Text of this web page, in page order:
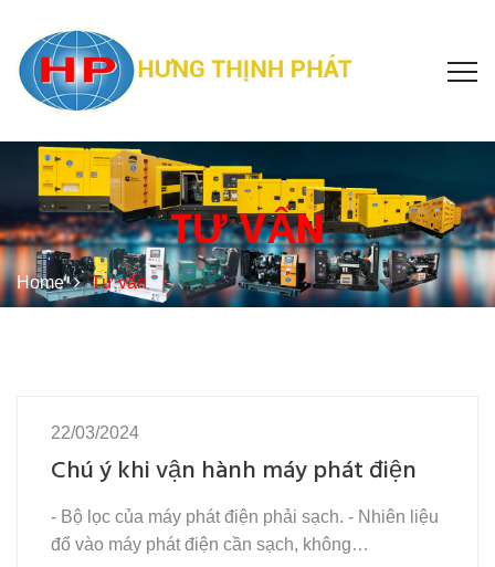
TƯ VẤN
Home Tư vấn
22/03/2024
Chú ý khi vận hành máy phát điện
- Bộ lọc của máy phát điện phải sạch. - Nhiên liệu
đổ vào máy phát điện cần sạch, không…